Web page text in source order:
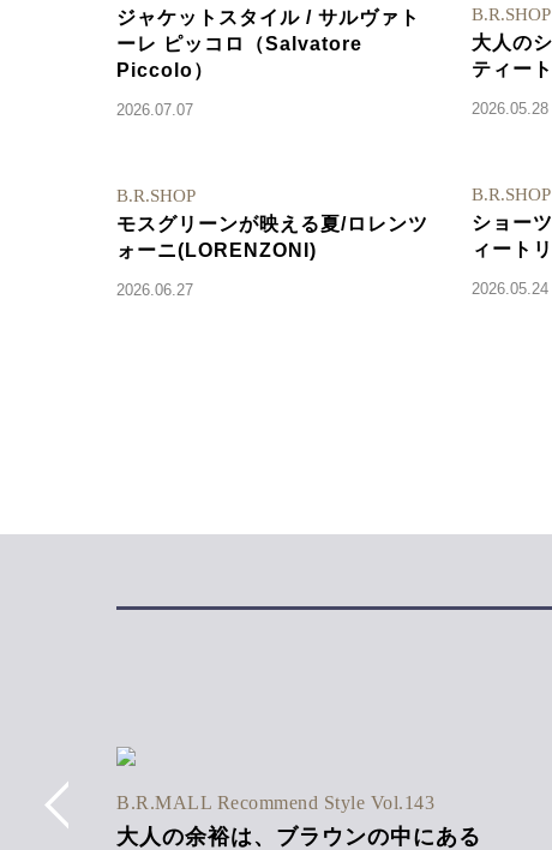
ジャケットスタイル / サルヴァト
ーレ ピッコロ（Salvatore
Piccolo）
2026.07.07
B.R.SHOP
モスグリーンが映える夏/ロレンツ
ォーニ(LORENZONI)
2026.06.27
B.R.SHOP
大人の
ティー
2026.05.28
B.R.SHOP
ショー
ィート
2026.05.24
Vol.1
ン混
B.R.MALL Recommend Style Vol.143
大人の余裕は、ブラウンの中にある